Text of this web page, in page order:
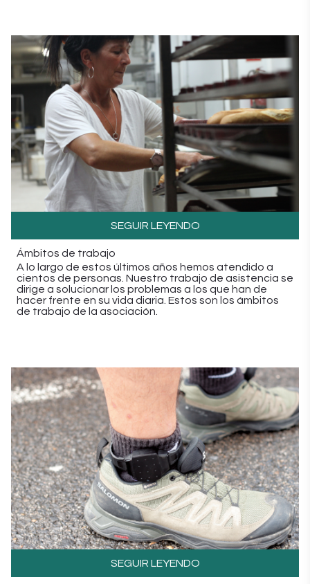
SEGUIR LEYENDO
Ámbitos de trabajo
A lo largo de estos últimos años hemos atendido a
cientos de personas. Nuestro trabajo de asistencia se
dirige a solucionar los problemas a los que han de
hacer frente en su vida diaria. Estos son los ámbitos
de trabajo de la asociación.
SEGUIR LEYENDO